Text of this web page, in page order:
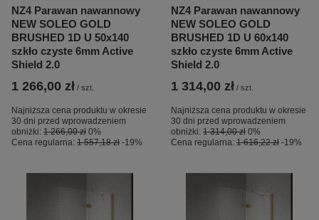
NZ4 Parawan nawannowy
NEW SOLEO GOLD
BRUSHED 1D U 50x140
szkło czyste 6mm Active
Shield 2.0
1 266,00 zł / szt.
Najniższa cena produktu w okresie
30 dni przed wprowadzeniem
obniżki: 1 266,00 zł 0%
Cena regularna: 1 557,18 zł -19%
NZ4 Parawan nawannowy
NEW SOLEO GOLD
BRUSHED 1D U 60x140
szkło czyste 6mm Active
Shield 2.0
1 314,00 zł / szt.
Najniższa cena produktu w okresie
30 dni przed wprowadzeniem
obniżki: 1 314,00 zł 0%
Cena regularna: 1 616,22 zł -19%